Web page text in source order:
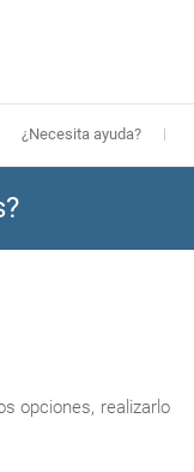
¿Necesita ayuda?
opciones, realizarlo